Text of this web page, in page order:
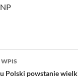
Polski powstanie